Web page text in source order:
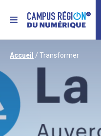
MENU
Accueil / Transformer